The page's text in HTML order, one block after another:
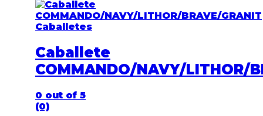
Caballetes
Caballete
COMMANDO/NAVY/LITHOR/
0 out of 5
(0)